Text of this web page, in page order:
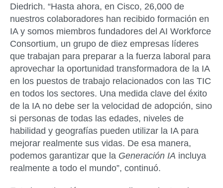
Diedrich. “Hasta ahora, en Cisco, 26,000 de
nuestros colaboradores han recibido formación en
IA y somos miembros fundadores del AI Workforce
Consortium, un grupo de diez empresas líderes
que trabajan para preparar a la fuerza laboral para
aprovechar la oportunidad transformadora de la IA
en los puestos de trabajo relacionados con las TIC
en todos los sectores. Una medida clave del éxito
de la IA no debe ser la velocidad de adopción, sino
si personas de todas las edades, niveles de
habilidad y geografías pueden utilizar la IA para
mejorar realmente sus vidas. De esa manera,
podemos garantizar que la Generación IA incluya
realmente a todo el mundo”, continuó.